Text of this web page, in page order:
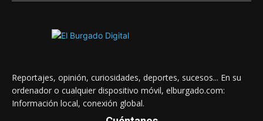
Reportajes, opinión, curiosidades, deportes, sucesos... En su
ordenador o cualquier dispositivo móvil, elburgado.com:
Información local, conexión global.